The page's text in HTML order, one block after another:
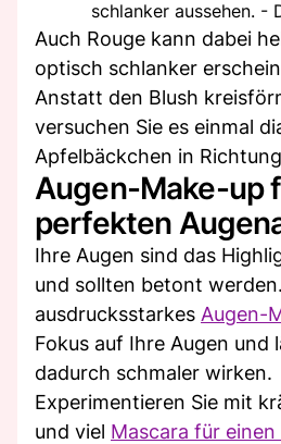
schlanker aussehen. -
Auch Rouge kann dabei
optisch schlanker
Anstatt den Blush
versuchen Sie es einmal
Apfelbäckchen in
Augen-Make-up
perfekten
Ihre Augen sind das
und sollten betont
ausdrucksstarkes Augen-
Fokus auf Ihre Augen und
dadurch schmaler wirken.
Experimentieren Sie mit
und viel Mascara für